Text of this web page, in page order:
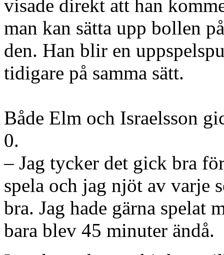
visade direkt att han
man kan sätta upp bollen
den. Han blir en
tidigare på samma sätt.
Både Elm och Israelsson
0.
– Jag tycker det gick bra
spela och jag njöt av varje
bra. Jag hade gärna spelat
bara blev 45 minuter ändå.